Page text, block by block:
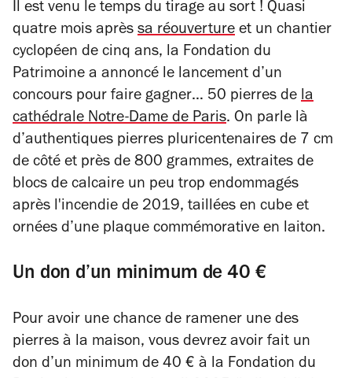
Il est venu le temps du tirage au sort ! Quasi
quatre mois après sa réouverture et un chantier
cyclopéen de cinq ans, la Fondation du
Patrimoine a annoncé le lancement d’un
concours pour faire gagner… 50 pierres de la
cathédrale Notre-Dame de Paris. On parle là
d’authentiques pierres pluricentenaires de 7 cm
de côté et près de 800 grammes, extraites de
blocs de calcaire un peu trop endommagés
après l'incendie de 2019, taillées en cube et
ornées d’une plaque commémorative en laiton.
Un don d’un minimum de 40 €
Pour avoir une chance de ramener une des
pierres à la maison, vous devrez avoir fait un
don d’un minimum de 40 € à la Fondation du